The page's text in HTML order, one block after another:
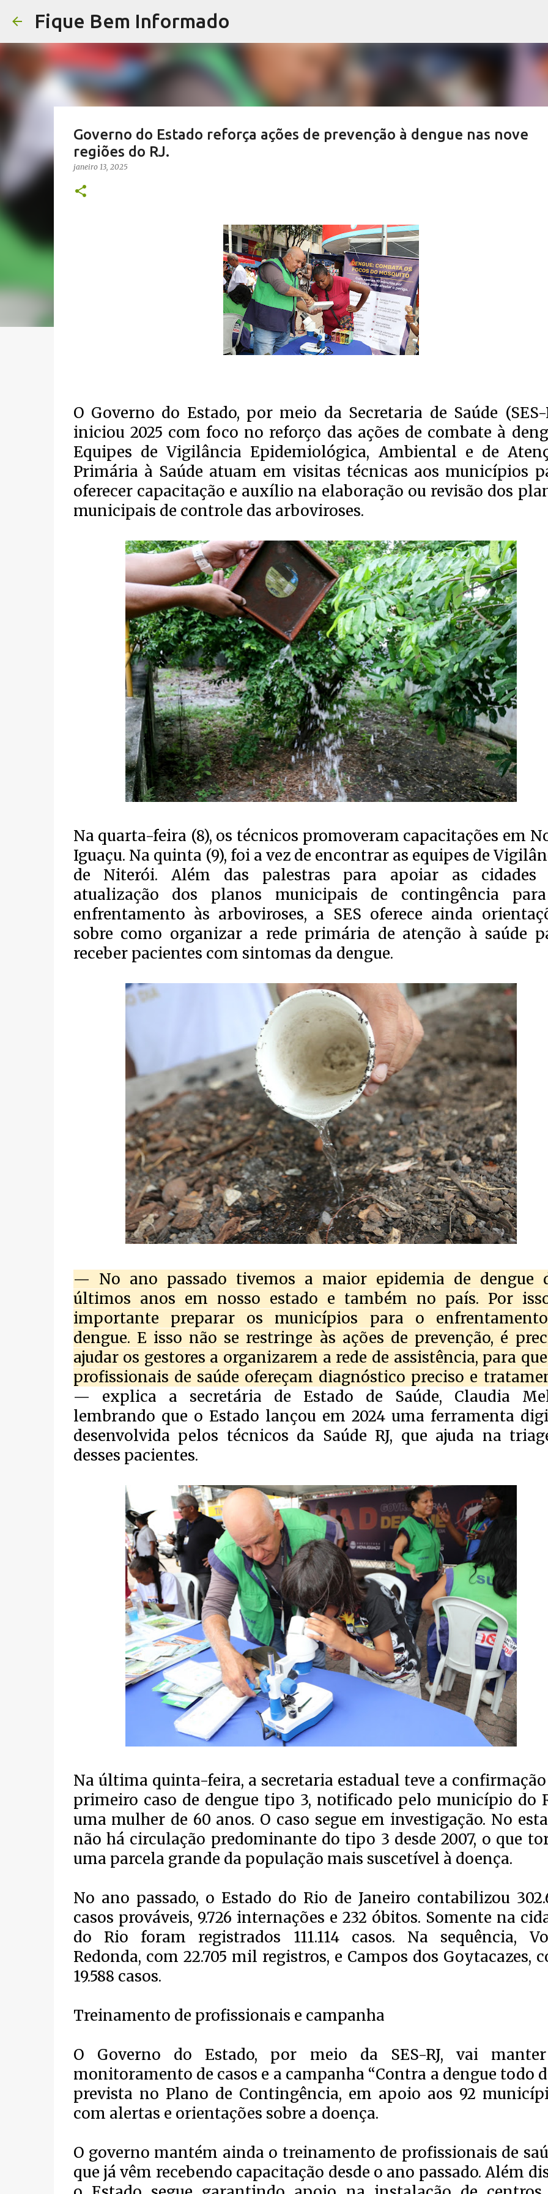
Fique Bem Informado
Governo do Estado reforça ações de prevenção à dengue nas nove
regiões do RJ.
janeiro 13, 2025
O Governo do Estado, por meio da Secretaria de Saúde (SES-
iniciou 2025 com foco no reforço das ações de combate à
Equipes de Vigilância Epidemiológica, Ambiental e de
Primária à Saúde atuam em visitas técnicas aos municípios
oferecer capacitação e auxílio na elaboração ou revisão dos
municipais de controle das arboviroses.
Na quarta-feira (8), os técnicos promoveram capacitações em
Iguaçu. Na quinta (9), foi a vez de encontrar as equipes de
de Niterói. Além das palestras para apoiar as cidades
atualização dos planos municipais de contingência
enfrentamento às arboviroses, a SES oferece ainda
sobre como organizar a rede primária de atenção à saúde
receber pacientes com sintomas da dengue.
— No ano passado tivemos a maior epidemia de dengue
últimos anos em nosso estado e também no país. Por
importante preparar os municípios para o
dengue. E isso não se restringe às ações de prevenção, é
ajudar os gestores a organizarem a rede de assistência, para
profissionais de saúde ofereçam diagnóstico preciso e
— explica a secretária de Estado de Saúde, Claudia
lembrando que o Estado lançou em 2024 uma ferramenta
desenvolvida pelos técnicos da Saúde RJ, que ajuda na
desses pacientes.
Na última quinta-feira, a secretaria estadual teve a
primeiro caso de dengue tipo 3, notificado pelo município do
uma mulher de 60 anos. O caso segue em investigação. No
não há circulação predominante do tipo 3 desde 2007, o que
uma parcela grande da população mais suscetível à doença.
No ano passado, o Estado do Rio de Janeiro contabilizou
casos prováveis, 9.726 internações e 232 óbitos. Somente na
do Rio foram registrados 111.114 casos. Na sequência,
Redonda, com 22.705 mil registros, e Campos dos Goytacazes,
19.588 casos.
Treinamento de profissionais e campanha
O Governo do Estado, por meio da SES-RJ, vai
monitoramento de casos e a campanha “Contra a dengue todo
prevista no Plano de Contingência, em apoio aos 92
com alertas e orientações sobre a doença.
O governo mantém ainda o treinamento de profissionais de
que já vêm recebendo capacitação desde o ano passado. Além